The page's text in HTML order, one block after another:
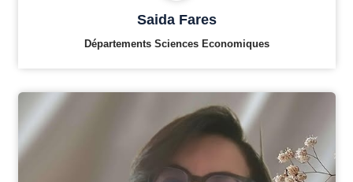
Saida Fares
Départements Sciences Economiques